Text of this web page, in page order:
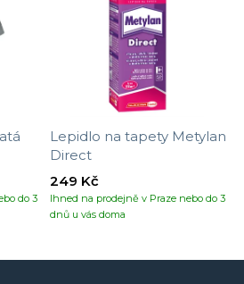
do 3
Lepidlo na tapety Metylan
Direct
Ihned na prodejně v Praze nebo do 3
dnů u vás doma
249 Kč